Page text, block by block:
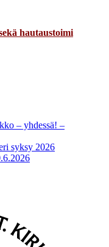
hautaustoimi
– yhdessä! –
syksy 2026